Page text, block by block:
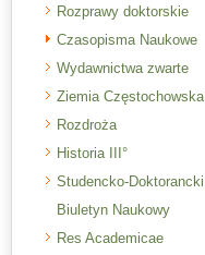
Rozprawy doktorskie
Czasopisma Naukowe
Wydawnictwa zwarte
Ziemia Częstochowska
Rozdroża
Historia III°
Studencko-Doktorancki
Biuletyn Naukowy
Res Academicae